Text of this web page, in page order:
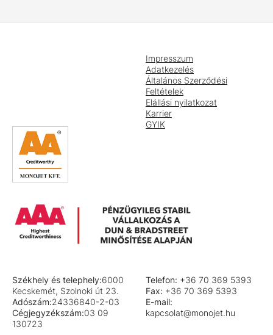
Impresszum
Adatkezelés
Általános Szerződési
Feltételek
Elállási nyilatkozat
Karrier
GYIK
Székhely és telephely:6000
Kecskemét, Szolnoki út 23.
Adószám:24336840-2-03
Cégjegyzékszám:03 09
130723
Telefon: +36 70 369 5393
Fax: +36 70 369 5393
E-mail:
kapcsolat@monojet.hu